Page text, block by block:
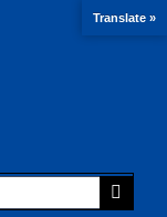
Translate »